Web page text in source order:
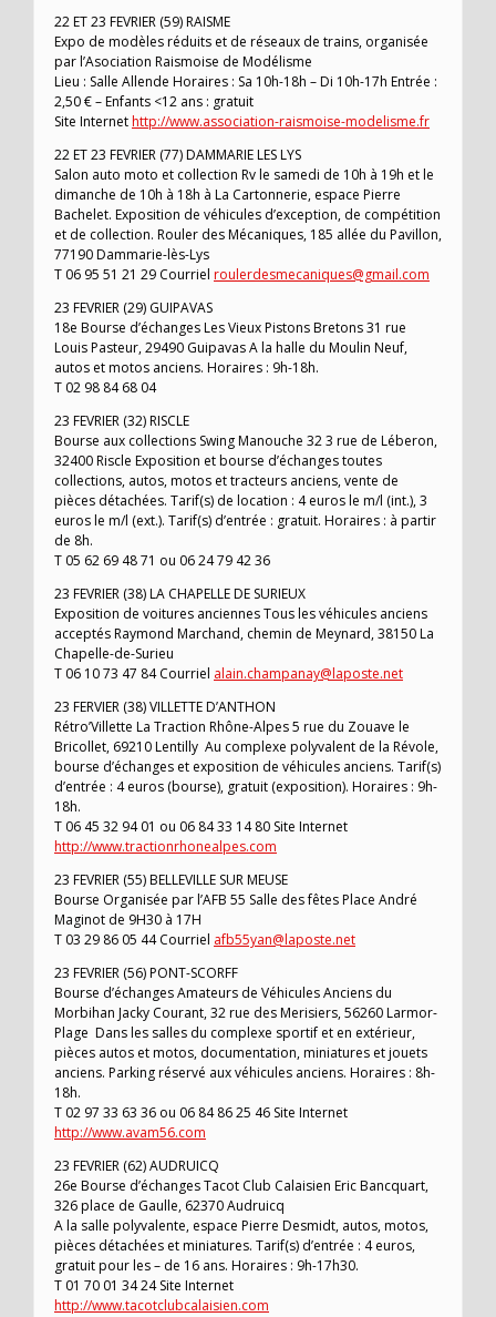
22 ET 23 FEVRIER (59) RAISME
Expo de modèles réduits et de réseaux de trains, organisée
par l’Asociation Raismoise de Modélisme
Lieu : Salle Allende Horaires : Sa 10h-18h – Di 10h-17h Entrée :
2,50 € – Enfants <12 ans : gratuit
Site Internethttp://www.association-raismoise-modelisme.fr
22 ET 23 FEVRIER (77) DAMMARIE LES LYS
Salon auto moto et collection Rv le samedi de 10h à 19h et le
dimanche de 10h à 18h à La Cartonnerie, espace Pierre
Bachelet. Exposition de véhicules d’exception, de compétition
et de collection. Rouler des Mécaniques, 185 allée du Pavillon,
77190 Dammarie-lès-Lys
T 06 95 51 21 29 Courriel roulerdesmecaniques@gmail.com
23 FEVRIER (29) GUIPAVAS
18e Bourse d’échanges Les Vieux Pistons Bretons 31 rue
Louis Pasteur, 29490 Guipavas A la halle du Moulin Neuf,
autos et motos anciens. Horaires : 9h-18h.
T 02 98 84 68 04
23 FEVRIER (32) RISCLE
Bourse aux collections Swing Manouche 32 3 rue de Léberon,
32400 Riscle Exposition et bourse d’échanges toutes
collections, autos, motos et tracteurs anciens, vente de
pièces détachées. Tarif(s) de location : 4 euros le m/l (int.), 3
euros le m/l (ext.). Tarif(s) d’entrée : gratuit. Horaires : à partir
de 8h.
T 05 62 69 48 71 ou 06 24 79 42 36
23 FEVRIER (38) LA CHAPELLE DE SURIEUX
Exposition de voitures anciennes Tous les véhicules anciens
acceptés Raymond Marchand, chemin de Meynard, 38150 La
Chapelle-de-Surieu
T 06 10 73 47 84 Courriel alain.champanay@laposte.net
23 FERVIER (38) VILLETTE D’ANTHON
Rétro’Villette La Traction Rhône-Alpes 5 rue du Zouave le
Bricollet, 69210 Lentilly Au complexe polyvalent de la Révole,
bourse d’échanges et exposition de véhicules anciens. Tarif(s)
d’entrée : 4 euros (bourse), gratuit (exposition). Horaires : 9h-
18h.
T 06 45 32 94 01 ou 06 84 33 14 80 Site Internet
http://www.tractionrhonealpes.com
23 FEVRIER (55) BELLEVILLE SUR MEUSE
Bourse Organisée par l’AFB 55 Salle des fêtes Place André
Maginot de 9H30 à 17H
T 03 29 86 05 44 Courriel afb55yan@laposte.net
23 FEVRIER (56) PONT-SCORFF
Bourse d’échanges Amateurs de Véhicules Anciens du
Morbihan Jacky Courant, 32 rue des Merisiers, 56260 Larmor-
Plage Dans les salles du complexe sportif et en extérieur,
pièces autos et motos, documentation, miniatures et jouets
anciens. Parking réservé aux véhicules anciens. Horaires : 8h-
18h.
T 02 97 33 63 36 ou 06 84 86 25 46 Site Internet
http://www.avam56.com
23 FEVRIER (62) AUDRUICQ
26e Bourse d’échanges Tacot Club Calaisien Eric Bancquart,
326 place de Gaulle, 62370 Audruicq
A la salle polyvalente, espace Pierre Desmidt, autos, motos,
pièces détachées et miniatures. Tarif(s) d’entrée : 4 euros,
gratuit pour les – de 16 ans. Horaires : 9h-17h30.
T 01 70 01 34 24 Site Internet
http://www.tacotclubcalaisien.com